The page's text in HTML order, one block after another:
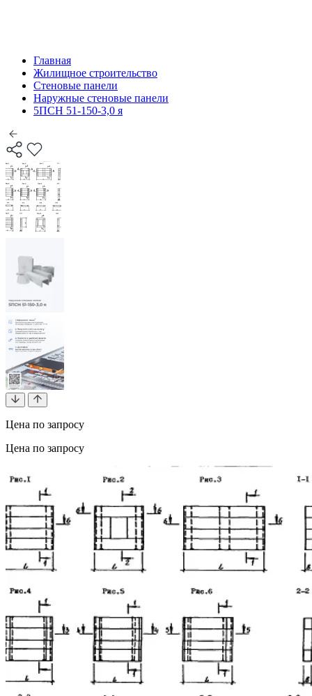
Главная
Жилищное строительство
Стеновые панели
Наружные стеновые панели
5ПСН 51-150-3,0 я
Цена по запросу
Цена по запросу